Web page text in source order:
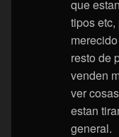
que
tipos
resto de
venden
ver
estan
general.